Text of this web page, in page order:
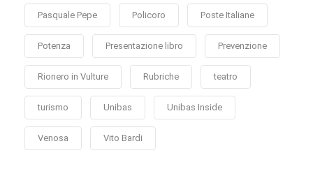
Pasquale Pepe Policoro Poste Italiane
Potenza Presentazione libro Prevenzione
Rionero in Vulture Rubriche teatro
turismo Unibas Unibas Inside
Venosa Vito Bardi